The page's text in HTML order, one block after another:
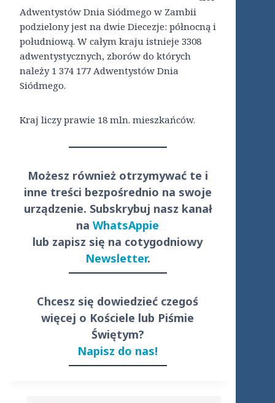
Adwentystów Dnia Siódmego w Zambii
podzielony jest na dwie Diecezje: północną i
południową. W całym kraju istnieje 3308
adwentystycznych, zborów do których
należy 1 374 177 Adwentystów Dnia
Siódmego.
Kraj liczy prawie 18 mln. mieszkańców.
Możesz również otrzymywać te i
inne treści bezpośrednio na swoje
urządzenie. Subskrybuj nasz kanał
naWhatsAppie
lub zapisz się na cotygodniowy
Newsletter.
Chcesz się dowiedzieć czegoś
więcej o Kościele lub Piśmie
Świętym?
Napisz do nas!